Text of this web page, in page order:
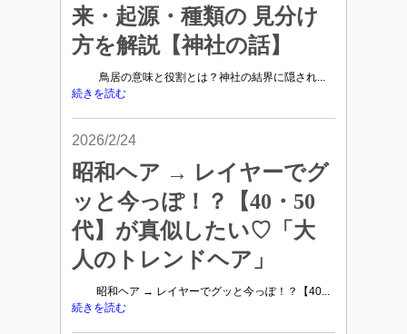
来・起源・種類の 見分け
方を解説【神社の話】
鳥居の意味と役割とは？神社の結界に隠され...
続きを読む
2026/2/24
昭和ヘア → レイヤーでグ
ッと今っぽ！？【40・50
代】が真似したい♡「大
人のトレンドヘア」
昭和ヘア → レイヤーでグッと今っぽ！？【40...
続きを読む